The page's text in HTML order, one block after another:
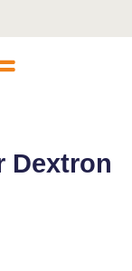
Dextron